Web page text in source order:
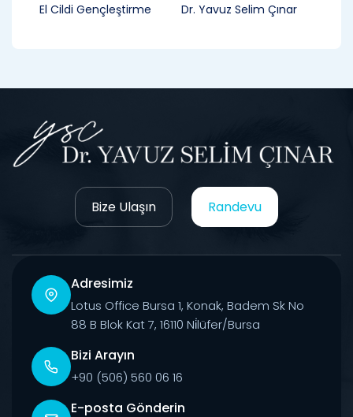
El Cildi Gençleştirme Dr. Yavuz Selim Çınar
Bize Ulaşın Randevu
Adresimiz
Lotus Office Bursa 1, Konak, Badem Sk No
88 B Blok Kat 7, 16110 Ni̇lüfer/Bursa
Bizi Arayın
+90 (506) 560 06 16
E-posta Gönderin